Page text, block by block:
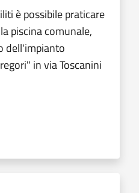
è possibile praticare
piscina comunale,
dell'impianto
in via Toscanini